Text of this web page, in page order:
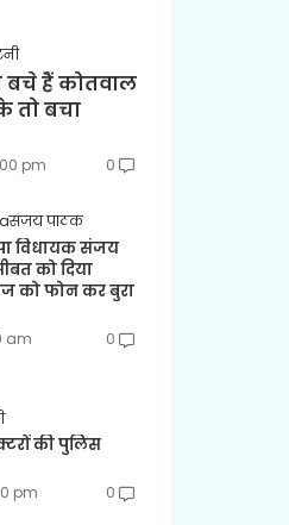
बचे हैं कोतवाल
तो बचा
pm 0
पाठक
विधायक संजय
को दिया
को फोन कर बुरा
am 0
की पुलिस
pm 0